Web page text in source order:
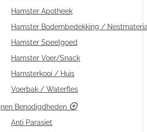
Hamster Apotheek
Hamster Bodembedekking /
Hamster Speelgoed
Hamster Voer/Snack
Hamsterkooi / Huis
Voerbak / Waterfles
Benodigdheden
Anti Parasiet